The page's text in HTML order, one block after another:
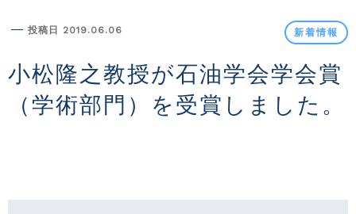
投稿日 2019.06.06 新着情報
小松隆之教授が石油学会学会賞
（学術部門）を受賞しました。